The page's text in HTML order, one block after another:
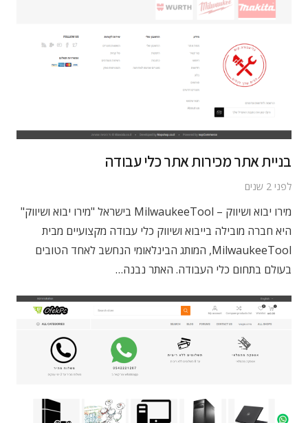
בניית אתר מכירות אתר כלי עבודה
לפני 2 שנים
מירו יבוא ושיווק – MilwaukeeTool בישראל "מירו יבוא ושיווק"
היא חברה מובילה בייבוא ושיווק כלי עבודה מקצועיים מבית
MilwaukeeTool, המותג הבינלאומי הנחשב לאחד הטובים
בעולם בתחום כלי העבודה. האתר נבנה…